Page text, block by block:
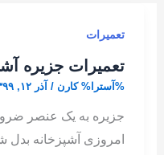
تعمیرات
تعمیرات جزیره
%آسترا% کارن/آذر ۱۲, ۱۳۹۹
جزیره به یک عنصر
امروزی آشپزخانه بدل